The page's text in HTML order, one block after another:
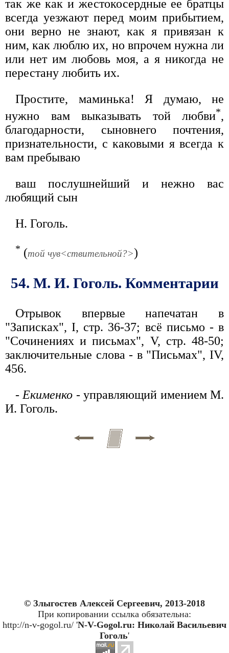
так же как и жестокосердные ее братцы
всегда уезжают перед моим прибытием,
они верно не знают, как я привязан к
ним, как люблю их, но впрочем нужна ли
или нет им любовь моя, а я никогда не
перестану любить их.
Простите, маминька! Я думаю, не
нужно вам выказывать той любви*,
благодарности, сыновнего почтения,
признательности, с каковыми я всегда к
вам пребываю
ваш послушнейший и нежно вас
любящий сын
Н. Гоголь.
* (той чув<ствительной?>)
54. М. И. Гоголь. Комментарии
Отрывок впервые напечатан в
"Записках", I, стр. 36-37; всё письмо - в
"Сочинениях и письмах", V, стр. 48-50;
заключительные слова - в "Письмах", IV,
456.
- Екименко - управляющий имением М.
И. Гоголь.
© Злыгостев Алексей Сергеевич, 2013-2018
При копировании ссылка обязательна:
http://n-v-gogol.ru/ 'N-V-Gogol.ru: Николай Васильевич
Гоголь'